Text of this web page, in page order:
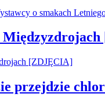
przejdzie